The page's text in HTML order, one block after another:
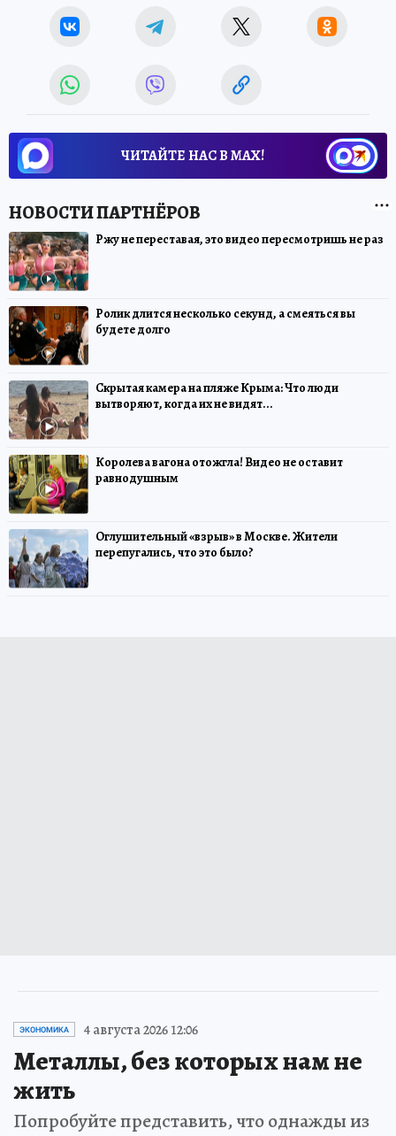
ЧИТАЙТЕ НАС В МАХ!
Ржу не переставая, это видео пересмотришь не раз
Ролик длится несколько секунд, а смеяться вы
будете долго
Скрытая камера на пляже Крыма: Что люди
вытворяют, когда их не видят...
Королева вагона отожгла! Видео не оставит
равнодушным
Оглушительный «взрыв» в Москве. Жители
перепугались, что это было?
ЭКОНОМИКА 4 августа 2026 12:06
Металлы, без которых нам не
жить
Попробуйте представить, что однажды из